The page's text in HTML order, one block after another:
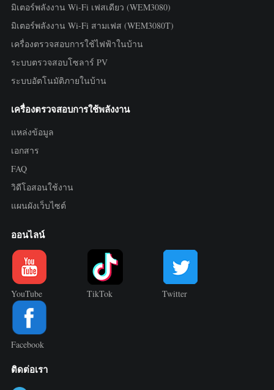
มิเตอร์พลังงาน Wi-Fi เฟสเดียว (WEM3080)
มิเตอร์พลังงาน Wi-Fi สามเฟส (WEM3080T)
เครื่องตรวจสอบการใช้ไฟฟ้าในบ้าน
ระบบตรวจสอบโซลาร์ PV
ระบบอัตโนมัติภายในบ้าน
เครื่องตรวจสอบการใช้พลังงาน
แหล่งข้อมูล
เอกสาร
FAQ
วิดีโอสอนใช้งาน
แผนผังเว็บไซต์
ออนไลน์
YouTube TikTok Twitter
Facebook
ติดต่อเรา